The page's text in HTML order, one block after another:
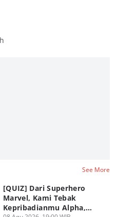
See More
[QUIZ] Dari Superhero
Marvel, Kami Tebak
Kepribadianmu Alpha,